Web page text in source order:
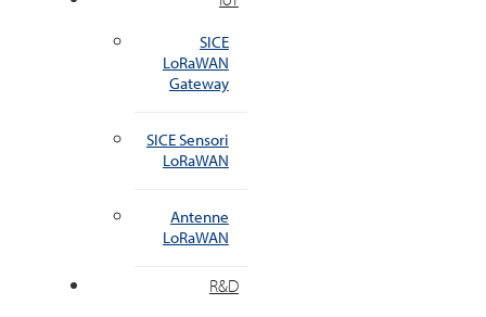
SICE
LoRaWAN
Gateway
SICE Sensori
LoRaWAN
Antenne
LoRaWAN
R&D